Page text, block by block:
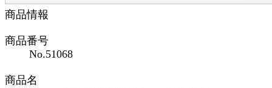
商品情報
商品番号
No.51068
商品名